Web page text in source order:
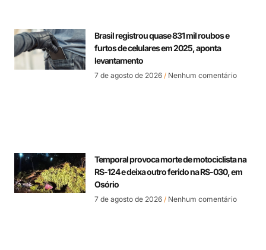
Brasil registrou quase 831 mil roubos e
furtos de celulares em 2025, aponta
levantamento
7 de agosto de 2026 Nenhum comentário
Temporal provoca morte de motociclista na
RS-124 e deixa outro ferido na RS-030, em
Osório
7 de agosto de 2026 Nenhum comentário